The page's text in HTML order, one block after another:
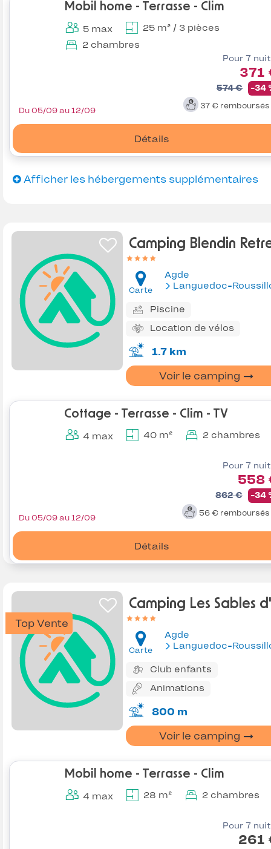
Mobil home - Terrasse - Clim
5 max
25 m² / 3 pièces
2 chambres
Pour 7
371
574 € -34
37 € remboursés
Détails
Du 05/09 au 12/09
Afficher les hébergements supplémentaires
Camping Blendin
Carte
Agde
Languedoc-
Piscine
Location de vélos
1.7 km
Voir le camping
Cottage - Terrasse - Clim - TV
4 max 40 m² 2 chambres
Pour 7
558
862 € -34
56 € remboursés
Détails
Du 05/09 au 12/09
Top Vente
Camping Les Sables
Carte
Agde
Languedoc-
Club enfants
Animations
800 m
Voir le camping
Mobil home - Terrasse - Clim
4 max 28 m² 2 chambres
Pour 7
261